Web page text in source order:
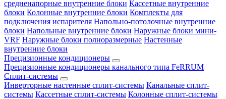
средненапорные внутренние блоки Кассетные внутренние
блоки Колонные внутренние блоки Комплекты для
подключения испарителя Напольно-потолочные внутренние
блоки Напольные внутренние блоки Наружные блоки мини-
VRF Наружные блоки полноразмерные Настенные
внутренние блоки
Прецизионные кондиционеры
Прецизионные кондиционеры канального типа FeRRUM
Сплит-системы
Инверторные настенные сплит-системы Канальные сплит-
системы Кассетные сплит-системы Колонные сплит-системы